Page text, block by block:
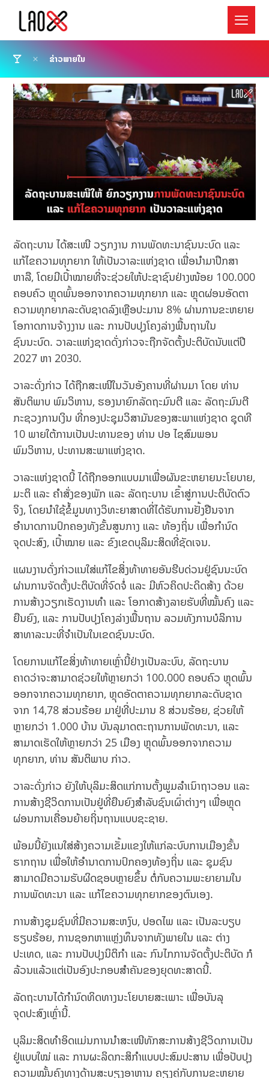
ຂ່າວພາຍໃນ
ລັດຖະບານ ໄດ້ສະເໜີ ວຽກງານ ການພັດທະນາຊົນນະບົດ ແລະ
ແກ້ໄຂຄວາມທຸກຍາກ ໃຫ້ເປັນວາລະແຫ່ງຊາດ ເພື່ອນຳມາປຶກສາ
ຫາລື, ໂດຍມີເປົ້າໝາຍທີ່ຈະຊ່ວຍໃຫ້ປະຊາຊົນຢ່າງໜ້ອຍ 100.000
ຄອບຄົວ ຫຼຸດພົ້ນອອກຈາກຄວາມທຸກຍາກ ແລະ ຫຼຸດຜ່ອນອັດຕາ
ຄວາມທຸກຍາກລະດັບຊາດລົງເຫຼືອປະມານ 8% ຜ່ານການຂະຫຍາຍ
ໂອກາດການຈ້າງງານ ແລະ ການປັບປຸງໂຄງລ່າງພື້ນຖານໃນ
ຊົນນະບົດ. ວາລະແຫ່ງຊາດດັ່ງກ່າວຈະຖືກຈັດຕັ້ງປະຕິບັດນັບແຕ່ປີ
2027 ຫາ 2030.
ວາລະດັ່ງກ່າວ ໄດ້ຖືກສະເໜີໃນວັນອັງຄານທີ່ຜ່ານມາ ໂດຍ ທ່ານ
ສັນຕິພາບ ພົມວິຫານ, ຮອງນາຍົກລັດຖະມົນຕີ ແລະ ລັດຖະມົນຕີ
ກະຊວງການເງິນ ທີ່ກອງປະຊຸມວິສາມັນຂອງສະພາແຫ່ງຊາດ ຊຸດທີ
10 ພາຍໃຕ້ການເປັນປະທານຂອງ ທ່ານ ປອ ໄຊສົມພອນ
ພົມວິຫານ, ປະທານສະພາແຫ່ງຊາດ.
ວາລະແຫ່ງຊາດນີ້ ໄດ້ຖືກອອກແບບມາເພື່ອຜັນຂະຫຍາຍນະໂຍບາຍ,
ມະຕິ ແລະ ຄຳສັ່ງຂອງພັກ ແລະ ລັດຖະບານ ເຂົ້າສູ່ການປະຕິບັດຕົວ
ຈິງ, ໂດຍນຳໃຊ້ຂໍ້ມູນທາງວິທະຍາສາດທີ່ໄດ້ຮັບການຢັ້ງຢືນຈາກ
ອຳນາດການປົກຄອງທັງຂັ້ນສູນກາງ ແລະ ທ້ອງຖິ່ນ ເພື່ອກຳນົດ
ຈຸດປະສົງ, ເປົ້າໝາຍ ແລະ ຂົງເຂດບຸລິມະສິດທີ່ຊັດເຈນ.
ແຜນງານດັ່ງກ່າວແນໃສ່ແກ້ໄຂສິ່ງທ້າທາຍອັນຮີບດ່ວນຢູ່ຊົນນະບົດ
ຜ່ານການຈັດຕັ້ງປະຕິບັດທີ່ຈົດຈໍ່ ແລະ ມີຫົວຄິດປະດິດສ້າງ ດ້ວຍ
ການສ້າງວຽກເຮັດງານທຳ ແລະ ໂອກາດສ້າງລາຍຮັບທີ່ໝັ້ນຄົງ ແລະ
ຍືນຍົງ, ແລະ ການປັບປຸງໂຄງລ່າງພື້ນຖານ ລວມທັງການບໍລິການ
ສາທາລະນະທີ່ຈຳເປັນໃນເຂດຊົນນະບົດ.
ໂດຍການແກ້ໄຂສິ່ງທ້າທາຍເຫຼົ່ານີ້ຢ່າງເປັນລະບົບ, ລັດຖະບານ
ຄາດວ່າຈະສາມາດຊ່ວຍໃຫ້ຫຼາຍກວ່າ 100.000 ຄອບຄົວ ຫຼຸດພົ້ນ
ອອກຈາກຄວາມທຸກຍາກ, ຫຼຸດອັດຕາຄວາມທຸກຍາກລະດັບຊາດ
ຈາກ 14,78 ສ່ວນຮ້ອຍ ມາຢູ່ທີ່ປະມານ 8 ສ່ວນຮ້ອຍ, ຊ່ວຍໃຫ້
ຫຼາຍກວ່າ 1.000 ບ້ານ ບັນລຸມາດຕະຖານການພັດທະນາ, ແລະ
ສາມາດເຮັດໃຫ້ຫຼາຍກວ່າ 25 ເມືອງ ຫຼຸດພົ້ນອອກຈາກຄວາມ
ທຸກຍາກ, ທ່ານ ສັນຕິພາບ ກ່າວ.
ວາລະດັ່ງກ່າວ ຍັງໃຫ້ບຸລິມະສິດແກ່ການຕັ້ງພູມລຳເນົາຖາວອນ ແລະ
ການສ້າງຊີວິດການເປັນຢູ່ທີ່ຍືນຍົງສຳລັບຊົນເຜົ່າຕ່າງໆ ເພື່ອຫຼຸດ
ຜ່ອນການເຄື່ອນຍ້າຍຖິ່ນຖານແບບຊະຊາຍ.
ພ້ອມນີ້ຍັງແນໃສ່ສ້າງຄວາມເຂັ້ມແຂງໃຫ້ແກ່ລະບົບການເມືອງຂັ້ນ
ຮາກຖານ ເພື່ອໃຫ້ອຳນາດການປົກຄອງທ້ອງຖິ່ນ ແລະ ຊຸມຊົນ
ສາມາດມີຄວາມຮັບຜິດຊອບຫຼາຍຂຶ້ນ ຕໍ່ກັບຄວາມພະຍາຍາມໃນ
ການພັດທະນາ ແລະ ແກ້ໄຂຄວາມທຸກຍາກຂອງຕົນເອງ.
ການສ້າງຊຸມຊົນທີ່ມີຄວາມສະຫງົບ, ປອດໄພ ແລະ ເປັນລະບຽບ
ຮຽບຮ້ອຍ, ການຊອກຫາແຫຼ່ງທຶນຈາກທັງພາຍໃນ ແລະ ຕ່າງ
ປະເທດ, ແລະ ການປັບປຸງນິຕິກຳ ແລະ ກົນໄກການຈັດຕັ້ງປະຕິບັດ ກໍ
ລ້ວນແລ້ວແຕ່ເປັນອົງປະກອບສຳຄັນຂອງຍຸດທະສາດນີ້.
ລັດຖະບານໄດ້ກຳນົດທິດທາງນະໂຍບາຍສະເພາະ ເພື່ອບັນລຸ
ຈຸດປະສົງເຫຼົ່ານີ້.
ບຸລິມະສິດທຳອິດແມ່ນການນຳສະເໜີທັກສະການສ້າງຊີວິດການເປັນ
ຢູ່ແບບໃໝ່ ແລະ ການຜະລິດກະສິກຳແບບປະສົມປະສານ ເພື່ອປັບປຸງ
ຄວາມໝັ້ນຄົງທາງດ້ານສະບຽງອາຫານ ຄຽງຄູ່ກັບການຂະຫຍາຍ